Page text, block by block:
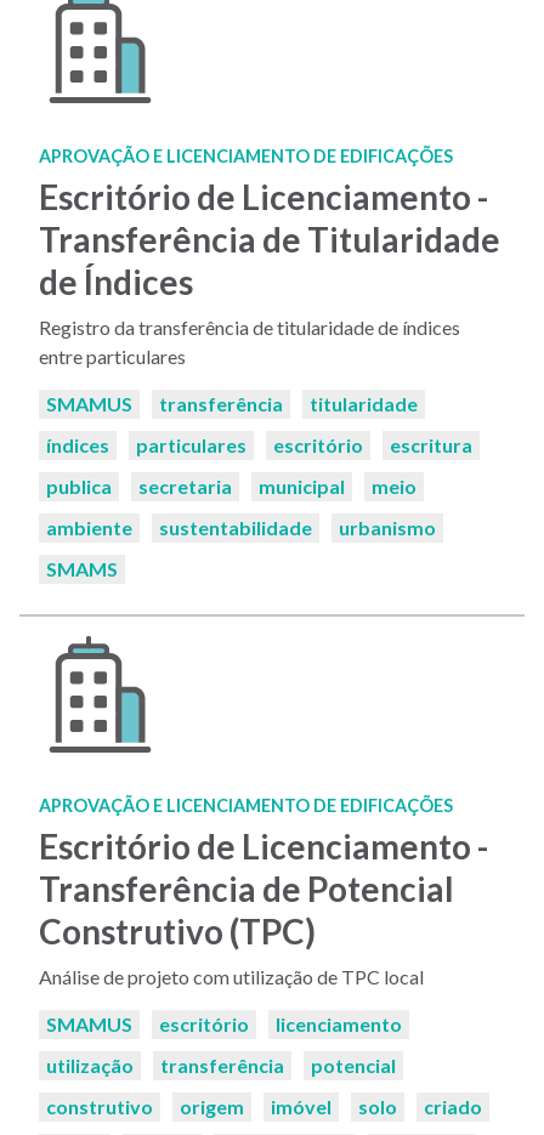
APROVAÇÃO E LICENCIAMENTO DE EDIFICAÇÕES
Escritório de Licenciamento -
Transferência de Titularidade
de Índices
Registro da transferência de titularidade de índices
entre particulares
Palavras-
SMAMUS transferência
titularidade
índices
particulares escritório
escritura
publica
secretaria municipal
meio
ambiente
sustentabilidade
urbanismo
SMAMS
APROVAÇÃO E LICENCIAMENTO DE EDIFICAÇÕES
Escritório de Licenciamento -
Transferência de Potencial
Construtivo (TPC)
Análise de projeto com utilização de TPC local
Palavras-
SMAMUS escritório
licenciamento
utilização
transferência
potencial
construtivo
origem imóvel solo
criado